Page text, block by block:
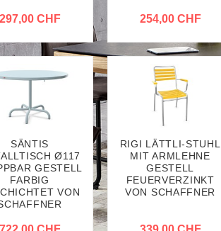
297,00 CHF 254,00 CHF
SÄNTIS
Ø117
GESTELL
FARBIG
VON
RIGI LÄTTLI-STUHL
MIT ARMLEHNE
GESTELL
FEUERVERZINKT
VON SCHAFFNER